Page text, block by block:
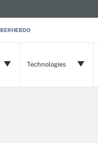
Technologies